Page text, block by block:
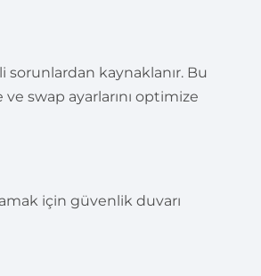
sorunlardan kaynaklanır. Bu
swap ayarlarını optimize
için güvenlik duvarı